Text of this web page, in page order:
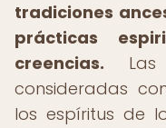
tradiciones
prácticas
creencias. Las
consideradas
los espíritus de